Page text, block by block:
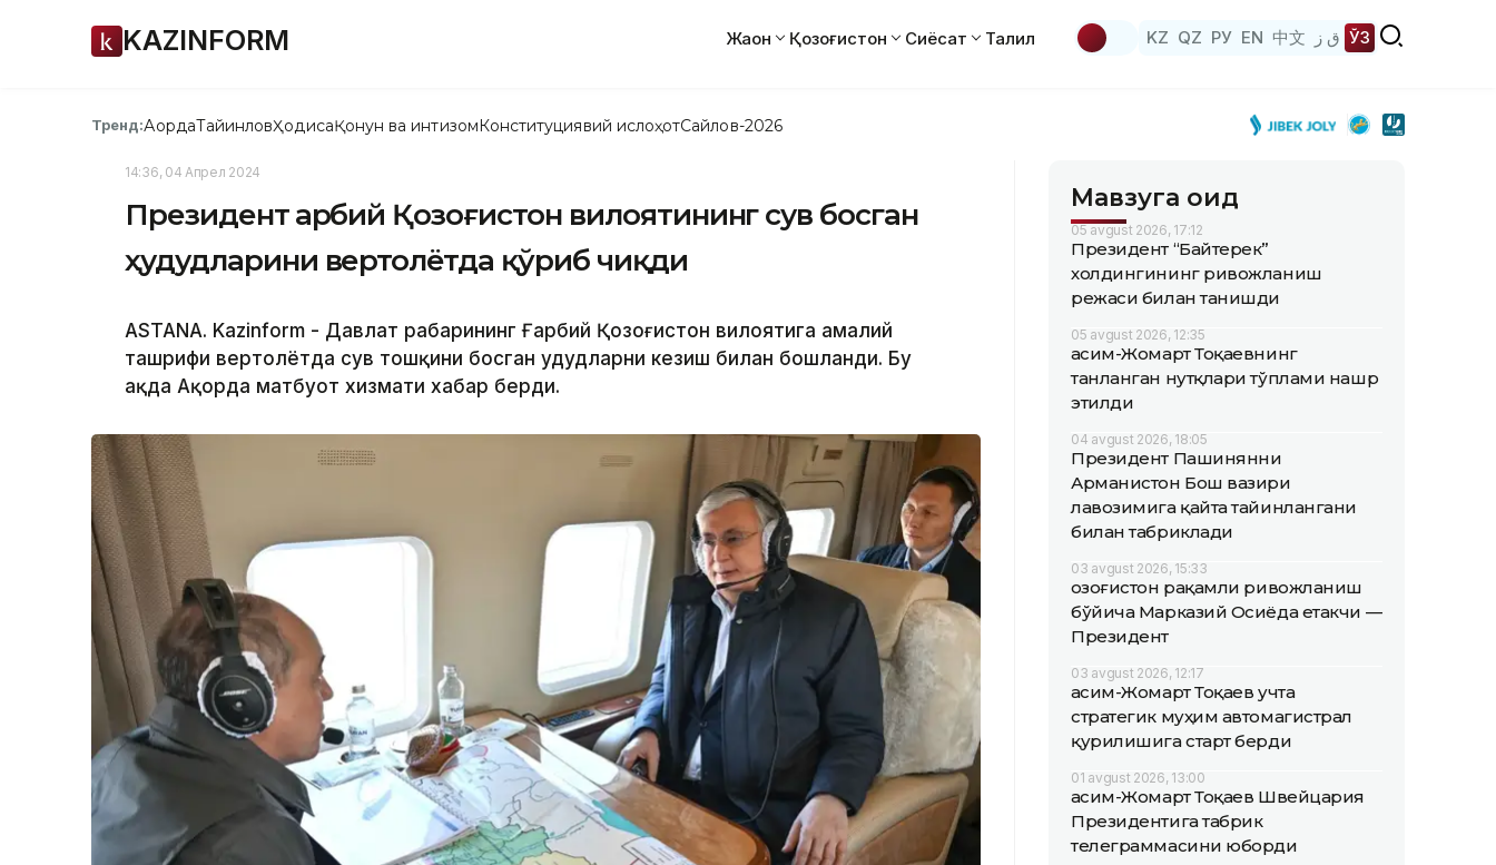
KAZINFORM Жаҳон Қозоғистон Сиёсат Таҳлил KZ QZ РУ EN 中文 ق ز ЎЗ
Тренд:АқордаТайинловҲодисаҚонун ва интизомКонституциявий ислоҳотСайлов-2026
14:36, 04 Апрел 2024
Президент Ғарбий Қозоғистон вилоятининг сув босган
ҳудудларини вертолётда қўриб чиқди
ASTANA. Kazinform - Давлат раҳбарининг Ғарбий Қозоғистон вилоятига амалий
ташрифи вертолётда сув тошқини босган ҳудудларни кезиш билан бошланди. Бу
ҳақда Ақорда матбуот хизмати хабар берди.
Мавзуга оид
05 avgust 2026, 17:12
Президент “Байтерек”
холдингининг ривожланиш
режаси билан танишди
05 avgust 2026, 12:35
Қасим-Жомарт Тоқаевнинг
танланган нутқлари тўплами нашр
этилди
04 avgust 2026, 18:05
Президент Пашинянни
Арманистон Бош вазири
лавозимига қайта тайинлангани
билан табриклади
03 avgust 2026, 15:33
Қозоғистон рақамли ривожланиш
бўйича Марказий Осиёда етакчи —
Президент
03 avgust 2026, 12:17
Қасим-Жомарт Тоқаев учта
стратегик муҳим автомагистрал
қурилишига старт берди
01 avgust 2026, 13:00
Қасим-Жомарт Тоқаев Швейцария
Президентига табрик
телеграммасини юборди